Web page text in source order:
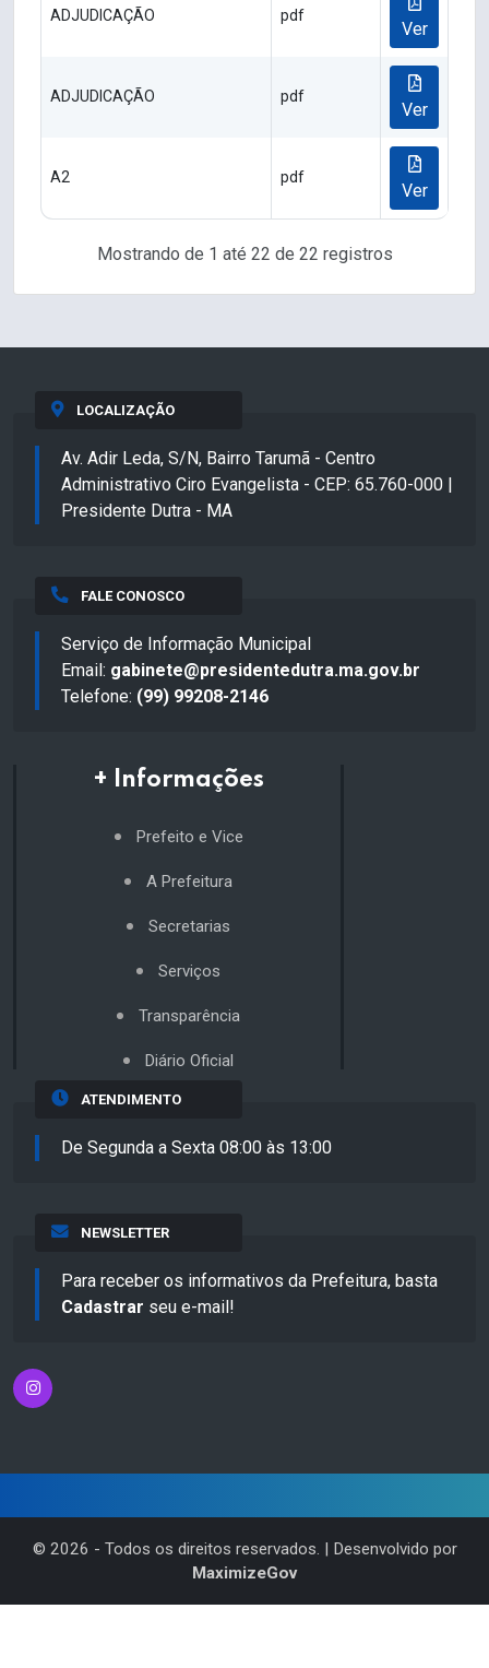
ADJUDICAÇÃO pdf
Ver
ADJUDICAÇÃO pdf
Ver
A2 pdf
Ver
Mostrando de 1 até 22 de 22 registros
LOCALIZAÇÃO
Av. Adir Leda, S/N, Bairro Tarumã - Centro
Administrativo Ciro Evangelista - CEP: 65.760-000 |
Presidente Dutra - MA
FALE CONOSCO
Serviço de Informação Municipal
Email: gabinete@presidentedutra.ma.gov.br
Telefone: (99) 99208-2146
+ Informações
Prefeito e Vice
A Prefeitura
Secretarias
Serviços
Transparência
Diário Oficial
ATENDIMENTO
De Segunda a Sexta 08:00 às 13:00
NEWSLETTER
Para receber os informativos da Prefeitura, basta
Cadastrar seu e-mail!
© 2026 - Todos os direitos reservados. | Desenvolvido por
MaximizeGov